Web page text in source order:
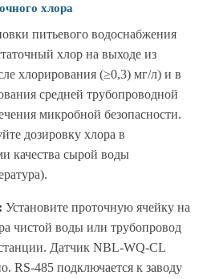
хлора
питьевого водоснабжения
хлор на выходе из
хлорирования (≥0,3) мг/л) и в
средней трубопроводной
микробной безопасности.
дозировку хлора в
качества сырой воды
Установите проточную ячейку на
чистой воды или трубопровод
Датчик NBL-WQ-CL
RS-485 подключается к заводу